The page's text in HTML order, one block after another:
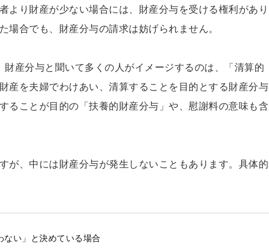
より財産が少ない場合には、財産分与を受ける権利があり
場合でも、財産分与の請求は妨げられません。
産分与と聞いて多くの人がイメージするのは、「清算的
産を夫婦でわけあい、清算することを目的とする財産分与
ることが目的の「扶養的財産分与」や、慰謝料の意味も含
が、中には財産分与が発生しないこともあります。具体的
ない」と決めている場合